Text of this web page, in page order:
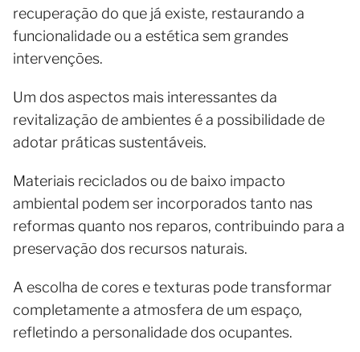
recuperação do que já existe, restaurando a
funcionalidade ou a estética sem grandes
intervenções.
Um dos aspectos mais interessantes da
revitalização de ambientes é a possibilidade de
adotar práticas sustentáveis.
Materiais reciclados ou de baixo impacto
ambiental podem ser incorporados tanto nas
reformas quanto nos reparos, contribuindo para a
preservação dos recursos naturais.
A escolha de cores e texturas pode transformar
completamente a atmosfera de um espaço,
refletindo a personalidade dos ocupantes.